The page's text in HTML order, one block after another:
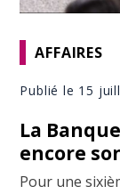
AFFAIRES
Publié le 15
La
encore
Pour une